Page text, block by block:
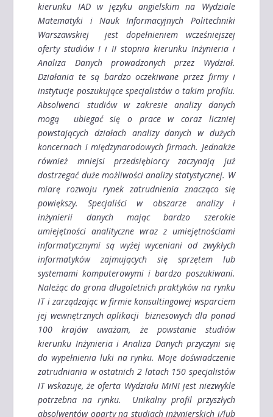
kierunku IAD w języku angielskim na Wydziale
Matematyki i Nauk Informacyjnych Politechniki
Warszawskiej jest dopełnieniem wcześniejszej
oferty studiów I i II stopnia kierunku Inżynieria i
Analiza Danych prowadzonych przez Wydział.
Działania te są bardzo oczekiwane przez firmy i
instytucje poszukujące specjalistów o takim profilu.
Absolwenci studiów w zakresie analizy danych
mogą ubiegać się o prace w coraz liczniej
powstających działach analizy danych w dużych
koncernach i międzynarodowych firmach. Jednakże
również mniejsi przedsiębiorcy zaczynają już
dostrzegać duże możliwości analizy statystycznej. W
miarę rozwoju rynek zatrudnienia znacząco się
powiększy. Specjaliści w obszarze analizy i
inżynierii danych mając bardzo szerokie
umiejętności analityczne wraz z umiejętnościami
informatycznymi są wyżej wyceniani od zwykłych
informatyków zajmujących się sprzętem lub
systemami komputerowymi i bardzo poszukiwani.
Należąc do grona długoletnich praktyków na rynku
IT i zarządzając w firmie konsultingowej wsparciem
jej wewnętrznych aplikacji biznesowych dla ponad
100 krajów uważam, że powstanie studiów
kierunku Inżynieria i Analiza Danych przyczyni się
do wypełnienia luki na rynku. Moje doświadczenie
zatrudniania w ostatnich 2 latach 150 specjalistów
IT wskazuje, że oferta Wydziału MiNI jest niezwykle
potrzebna na rynku. Unikalny profil przyszłych
absolwentów oparty na studiach inżynierskich i/lub